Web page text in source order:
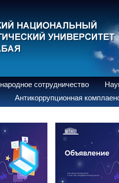
сотрудничество
Антикоррупционная